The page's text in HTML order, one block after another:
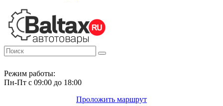
Режим работы:
Пн-Пт с 09:00 до 18:00
Проложить маршрут